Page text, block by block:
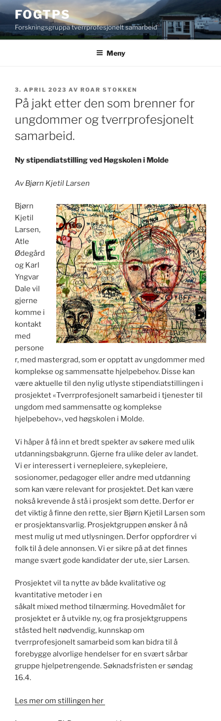
Gå
til
innhold
FOGTPS
Forskningsgruppa tverrprofesjonelt samarbeid
Meny
PUBLISERT
3. APRIL 2023 AV ROAR STOKKEN
På jakt etter den som brenner for
ungdommer og tverrprofesjonelt
samarbeid.
Ny stipendiatstilling ved Høgskolen i Molde
Av Bjørn Kjetil Larsen
Bjørn
Kjetil
Larsen,
Atle
Ødegård
og Karl
Yngvar
Dale vil
gjerne
komme i
kontakt
med
persone
r, med mastergrad, som er opptatt av ungdommer med
komplekse og sammensatte hjelpebehov. Disse kan
være aktuelle til den nylig utlyste stipendiatstillingen i
prosjektet «Tverrprofesjonelt samarbeid i tjenester til
ungdom med sammensatte og komplekse
hjelpebehov», ved høgskolen i Molde.
Vi håper å få inn et bredt spekter av søkere med ulik
utdanningsbakgrunn. Gjerne fra ulike deler av landet.
Vi er interessert i vernepleiere, sykepleiere,
sosionomer, pedagoger eller andre med utdanning
som kan være relevant for prosjektet. Det kan være
nokså krevende å stå i prosjekt som dette. Derfor er
det viktig å finne den rette, sier Bjørn Kjetil Larsen som
er prosjektansvarlig. Prosjektgruppen ønsker å nå
mest mulig ut med utlysningen. Derfor oppfordrer vi
folk til å dele annonsen. Vi er sikre på at det finnes
mange svært gode kandidater der ute, sier Larsen.
Prosjektet vil ta nytte av både kvalitative og
kvantitative metoder i en
såkalt mixed method tilnærming. Hovedmålet for
prosjektet er å utvikle ny, og fra prosjektgruppens
ståsted helt nødvendig, kunnskap om
tverrprofesjonelt samarbeid som kan bidra til å
forebygge alvorlige hendelser for en svært sårbar
gruppe hjelpetrengende. Søknadsfristen er søndag
16.4.
Les mer om stillingen her